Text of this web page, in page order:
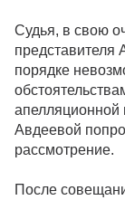
Судья, в свою
представителя
порядке
апелляционной
Авдеевой
рассмотрение.
После